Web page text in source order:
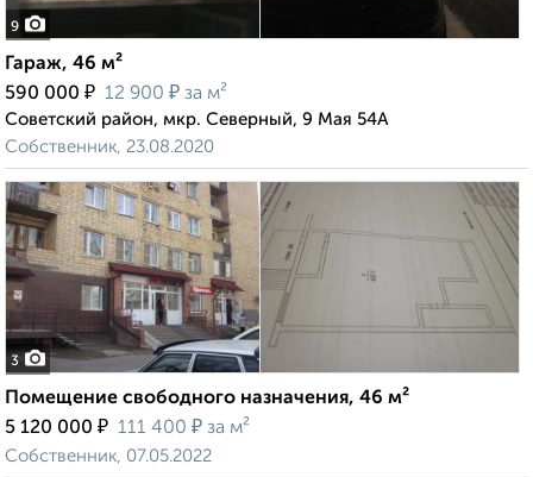
9
Гараж, 46 м²
590 000 ₽ 12 900 ₽ за м²
Советский район, мкр. Северный, 9 Мая 54А
Собственник, 23.08.2020
3
Помещение свободного назначения, 46 м²
5 120 000 ₽ 111 400 ₽ за м²
Собственник, 07.05.2022